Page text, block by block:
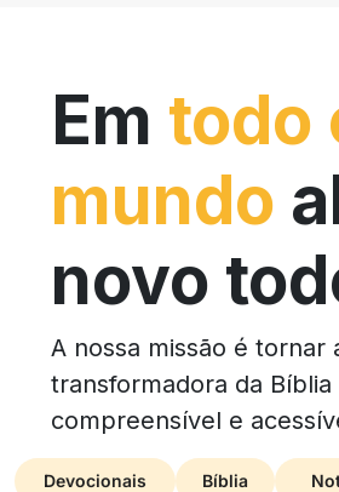
Em todo
mundo
novo
A nossa missão é tornar
transformadora da Bíblia
compreensível e
Devocionais Bíblia